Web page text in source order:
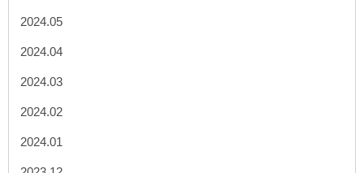
2024.05
2024.04
2024.03
2024.02
2024.01